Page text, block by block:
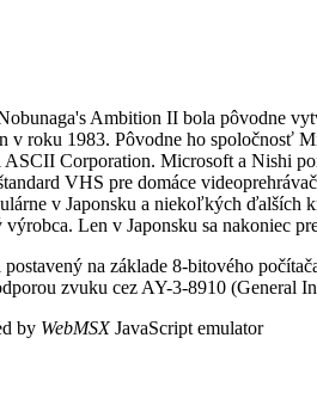
Ambition II bola pôvodne
roku 1983. Pôvodne ho spoločnosť
Corporation. Microsoft a Nishi
VHS pre domáce
v Japonsku a niekoľkých ďalších
Len v Japonsku sa nakoniec
na základe 8-bitového
zvuku cez AY-3-8910 (General
by WebMSXJavaScript emulator